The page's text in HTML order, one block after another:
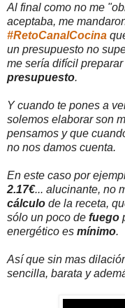
Al final como no me
aceptaba, me
#RetoCanalCocina
un presupuesto no
me sería difícil preparar
presupuesto.
Y cuando te pones a
solemos elaborar son
pensamos y que
no nos damos cuenta.
En este caso por
2.17€... alucinante, no
cálculo de la receta,
sólo un poco de fuego
energético es mínimo.
Así que sin mas
sencilla, barata y